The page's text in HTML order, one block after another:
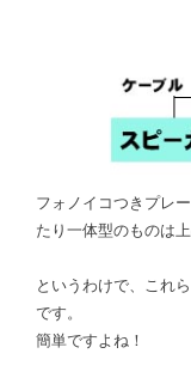
フォノイコつきプレ
たり一体型のものは
というわけで、これ
です。
簡単ですよね！